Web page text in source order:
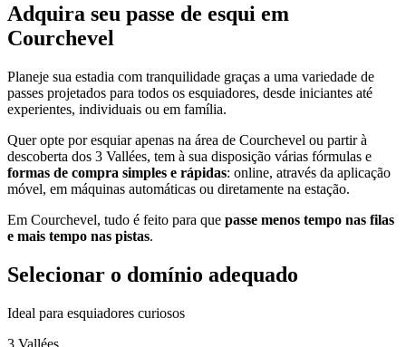
Adquira seu passe de esqui em
Courchevel
Planeje sua estadia com tranquilidade graças a uma variedade de
passes projetados para todos os esquiadores, desde iniciantes até
experientes, individuais ou em família.
Quer opte por esquiar apenas na área de Courchevel ou partir à
descoberta dos 3 Vallées, tem à sua disposição várias fórmulas e
formas de compra simples e rápidas: online, através da aplicação
móvel, em máquinas automáticas ou diretamente na estação.
Em Courchevel, tudo é feito para que passe menos tempo nas filas
e mais tempo nas pistas.
Selecionar o domínio adequado
Ideal para esquiadores curiosos